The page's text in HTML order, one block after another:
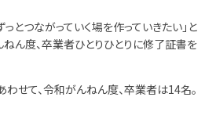
っとつながっていく場を作っていきたい」と
ん度、卒業者ひとりひとりに修了証書を
せて、令和がんねん度、卒業者は14名。